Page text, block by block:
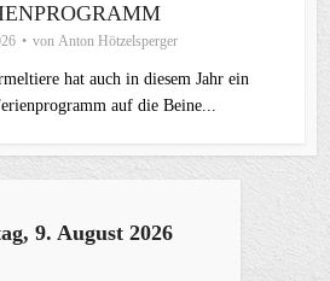
von Anton Hötzelsperger
hat auch in diesem Jahr ein
auf die Beine...
9. August 2026